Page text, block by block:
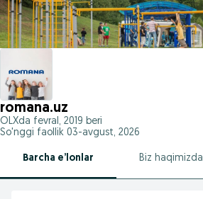
romana.uz
OLXda fevral, 2019 beri
So'nggi faollik 03-avgust, 2026
Barcha e’lonlar Biz haqimizda